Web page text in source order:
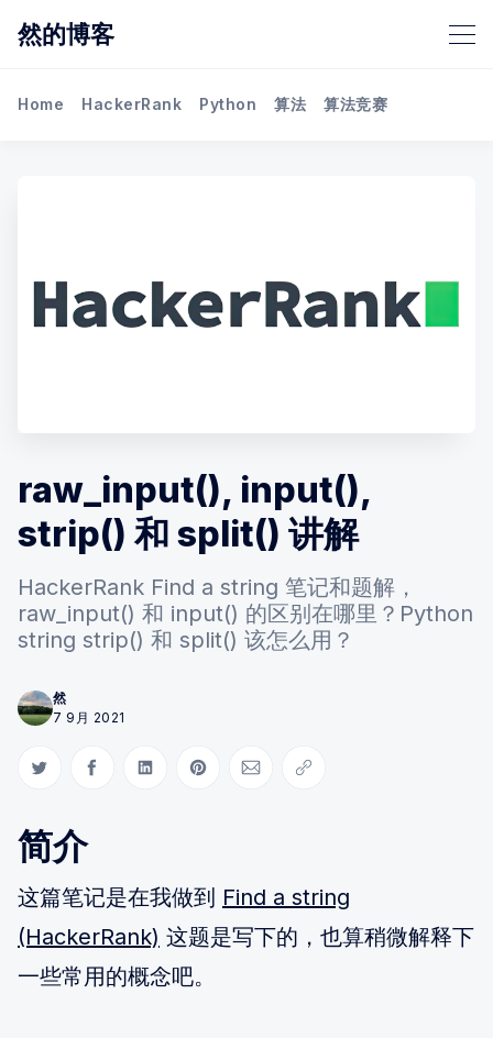
然的博客
Home HackerRank Python 算法 算法竞赛
raw_input(), input(),
strip() 和 split() 讲解
HackerRank Find a string 笔记和题解，
raw_input() 和 input() 的区别在哪里？Python
string strip() 和 split() 该怎么用？
然
7 9月 2021
Share on Twitter
Share on Facebook
Share on LinkedIn
Share on Pinterest
Share via Email
Copy link
简介
这篇笔记是在我做到 Find a string
(HackerRank) 这题是写下的，也算稍微解释下
一些常用的概念吧。